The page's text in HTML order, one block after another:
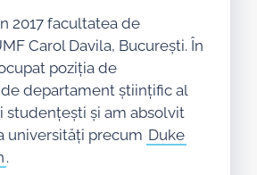
2017 facultatea de
Carol Davila, București. În
poziția de
departament științific al
studențești și am absolvit
universități precum Duke
.